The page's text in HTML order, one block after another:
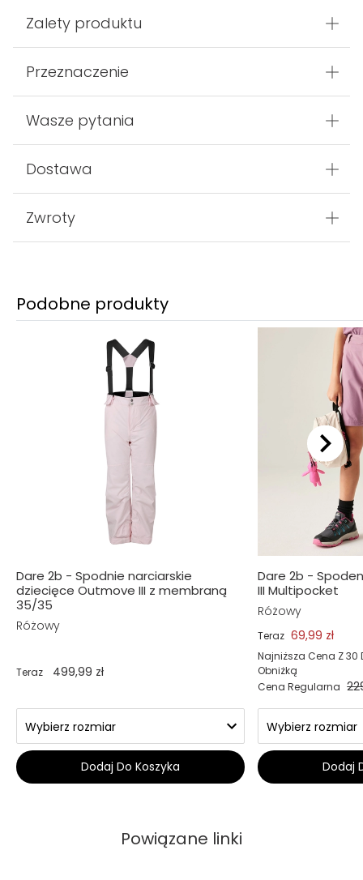
Zalety produktu
Przeznaczenie
Wasze pytania
Dostawa
Zwroty
Podobne produkty
Dare 2b - Spodnie narciarskie
dziecięce Outmove III z membraną
35/35
Różowy
Teraz 499,99 zł
Dodaj Do Koszyka
Dare 2b -
III Multipocket
Różowy
Teraz 69,99 zł
Najniższa Cena Z 30
Obniżką
Cena Regularna
Dodaj
Powiązane linki